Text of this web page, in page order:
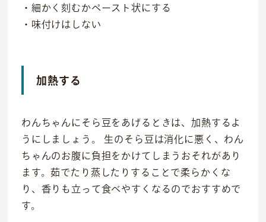
・細かく刻むかペースト状にする
・味付けはしない
加熱する
わんちゃんにそら豆をあげるときは、加熱するよ
うにしましょう。 生のそら豆は消化に悪く、わん
ちゃんのお腹に負担をかけてしまうおそれがあり
ます。茹でたり蒸したりすることで柔らかくな
り、香りも立って食べやすくなるのでおすすめで
す。